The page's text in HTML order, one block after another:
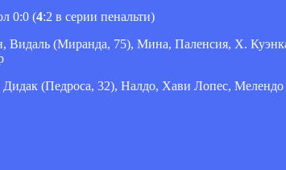
0:0 (4:2 в серии пенальти)
Видаль (Миранда, 75), Мина, Паленсия, Х.
(Педроса, 32), Налдо, Хави Лопес,